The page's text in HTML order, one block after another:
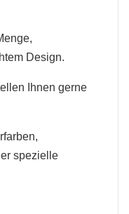
Design.
Ihnen gerne
spezielle